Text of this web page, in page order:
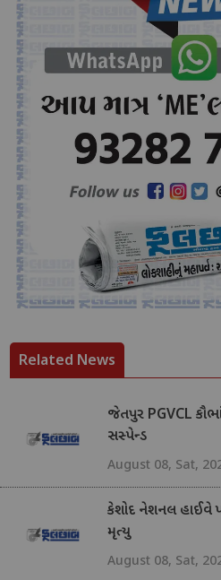
Related News
જેતપુર PGVCL
સસ્પેન્ડ
August 08, Sat,
કેશોદ નેશનલ હાઈવે
મૃત્યુ
August 08, Sat,